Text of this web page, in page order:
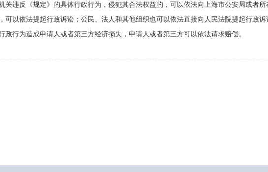
关违反《规定》的具体行政行为，侵犯其合法权益的，可以依法向上海市公安局或者
可以依法提起行政诉讼；公民、法人和其他组织也可以依法直接向人民法院提起行政诉
政行为造成申请人或者第三方经济损失，申请人或者第三方可以依法请求赔偿。